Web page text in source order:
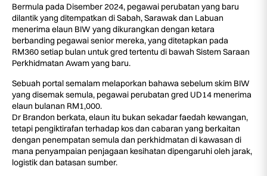
Bermula pada Disember 2024, pegawai perubatan yang baru
dilantik yang ditempatkan di Sabah, Sarawak dan Labuan
menerima elaun BIW yang dikurangkan dengan ketara
berbanding pegawai senior mereka, yang ditetapkan pada
RM360 setiap bulan untuk gred tertentu di bawah Sistem Saraan
Perkhidmatan Awam yang baru.
Sebuah portal semalam melaporkan bahawa sebelum skim BIW
yang disemak semula, pegawai perubatan gred UD14 menerima
elaun bulanan RM1,000.
Dr Brandon berkata, elaun itu bukan sekadar faedah kewangan,
tetapi pengiktirafan terhadap kos dan cabaran yang berkaitan
dengan penempatan semula dan perkhidmatan di kawasan di
mana penyampaian penjagaan kesihatan dipengaruhi oleh jarak,
logistik dan batasan sumber.